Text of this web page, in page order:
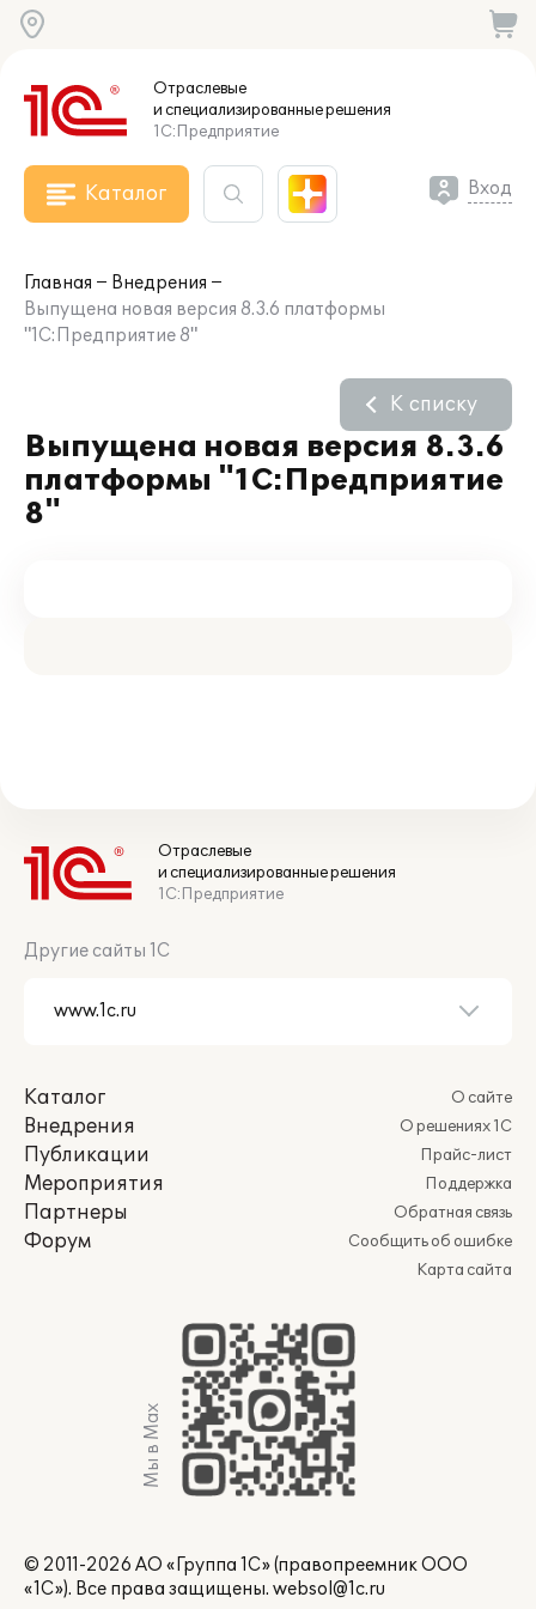
Отраслевые
и специализированныерешения
1С:Предприятие
Каталог Вход
Главная
Внедрения
Выпущена новая версия 8.3.6 платформы
"1С:Предприятие 8"
Выпущена новая версия 8.3.6
платформы "1С:Предприятие
8"
К списку
Отраслевые
и специализированные решения
1С:Предприятие
Другие сайты 1С
Каталог
Внедрения
Публикации
Мероприятия
Партнеры
Форум
О сайте
О решениях 1С
Прайс-лист
Поддержка
Обратная связь
Сообщить об ошибке
Карта сайта
Мы в Max
© 2011-2026 АО «Группа 1С» (правопреемник ООО
«1С»). Все права защищены. websol@1c.ru